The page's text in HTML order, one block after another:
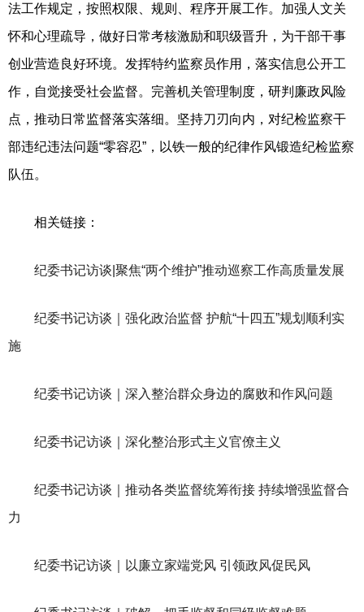
法工作规定，按照权限、规则、程序开展工作。加强人文关
怀和心理疏导，做好日常考核激励和职级晋升，为干部干事
创业营造良好环境。发挥特约监察员作用，落实信息公开工
作，自觉接受社会监督。完善机关管理制度，研判廉政风险
点，推动日常监督落实落细。坚持刀刃向内，对纪检监察干
部违纪违法问题“零容忍”，以铁一般的纪律作风锻造纪检监察
队伍。
相关链接：
纪委书记访谈|聚焦“两个维护”推动巡察工作高质量发展
纪委书记访谈｜强化政治监督 护航“十四五”规划顺利实
施
纪委书记访谈｜深入整治群众身边的腐败和作风问题
纪委书记访谈｜深化整治形式主义官僚主义
纪委书记访谈｜推动各类监督统筹衔接 持续增强监督合
力
纪委书记访谈｜以廉立家端党风 引领政风促民风